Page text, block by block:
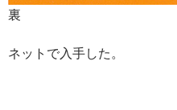
裏
ネットで入手した。